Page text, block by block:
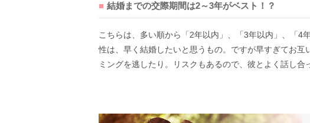
結婚までの交際期間は2～3年がベスト！？
こちらは、多い順から「2年以内」、「3年以内」、「4
性は、早く結婚したいと思うもの。ですが早すぎてお
ミングを逃したり。リスクもあるので、彼とよく話し合